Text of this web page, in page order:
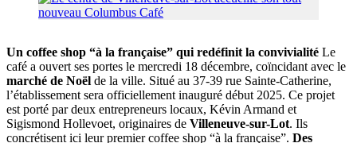
Un coffee shop “à la française” qui redéfinit la convivialité Le
café a ouvert ses portes le mercredi 18 décembre, coïncidant avec le
marché de Noël de la ville. Situé au 37-39 rue Sainte-Catherine,
l’établissement sera officiellement inauguré début 2025. Ce projet
est porté par deux entrepreneurs locaux, Kévin Armand et
Sigismond Hollevoet, originaires de Villeneuve-sur-Lot. Ils
concrétisent ici leur premier coffee shop “à la française”. Des